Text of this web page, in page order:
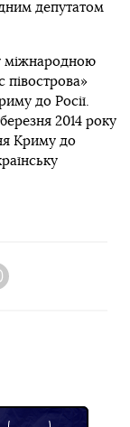
депутатом
міжнародною
півострова»
до Росії.
2014 року
Криму до